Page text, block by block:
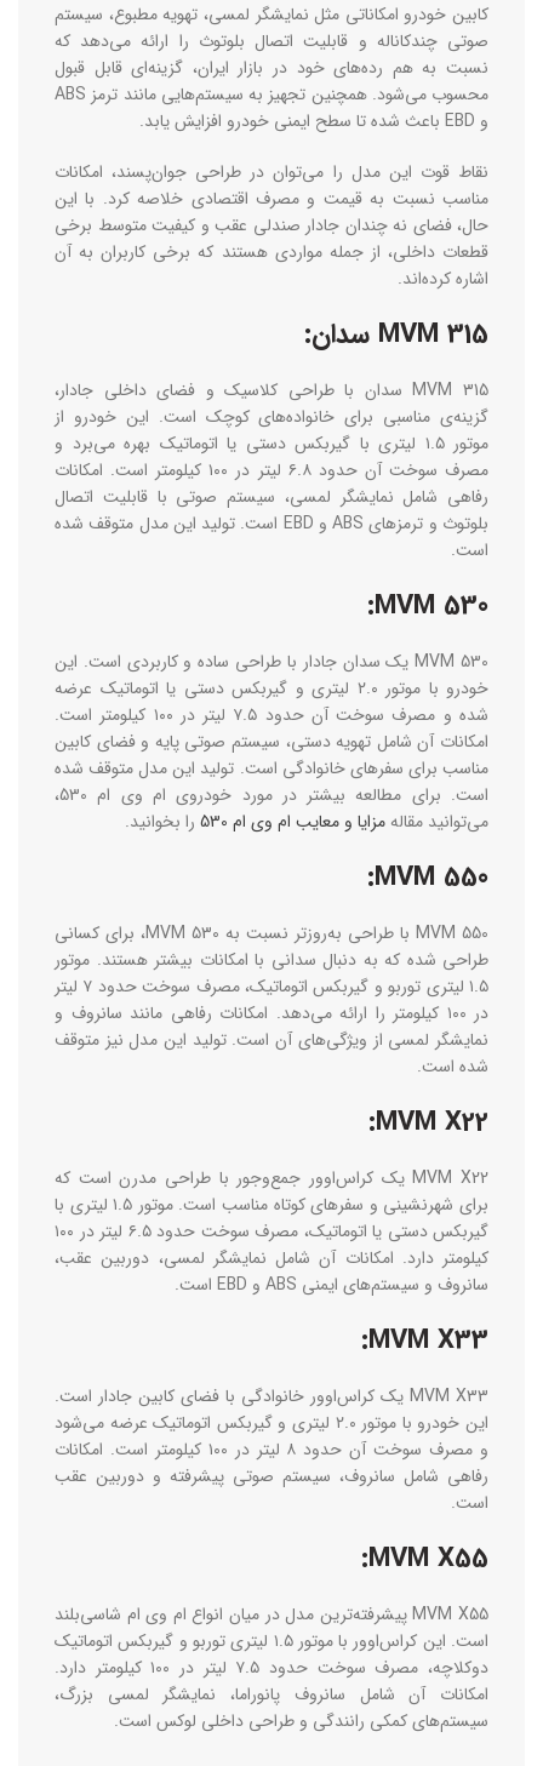
کابین خودرو امکاناتی مثل نمایشگر لمسی، تهویه مطبوع، سیستم
صوتی چندکاناله و قابلیت اتصال بلوتوث را ارائه می‌دهد که
نسبت به هم ‌رده‌های خود در بازار ایران، گزینه‌ای قابل قبول
محسوب می‌شود. همچنین تجهیز به سیستم‌هایی مانند ترمز ABS
و EBD باعث شده تا سطح ایمنی خودرو افزایش یابد.
نقاط قوت این مدل را می‌توان در طراحی جوان‌پسند، امکانات
مناسب نسبت به قیمت و مصرف اقتصادی خلاصه کرد. با این
حال، فضای نه ‌چندان جادار صندلی عقب و کیفیت متوسط برخی
قطعات داخلی، از جمله مواردی هستند که برخی کاربران به آن
اشاره کرده‌اند.
MVM 315 سدان:
MVM 315 سدان با طراحی کلاسیک و فضای داخلی جادار،
گزینه‌ی مناسبی برای خانواده‌های کوچک است. این خودرو از
موتور ۱.۵ لیتری با گیربکس دستی یا اتوماتیک بهره می‌برد و
مصرف سوخت آن حدود ۶.۸ لیتر در ۱۰۰ کیلومتر است. امکانات
رفاهی شامل نمایشگر لمسی، سیستم صوتی با قابلیت اتصال
بلوتوث و ترمزهای ABS و EBD است. تولید این مدل متوقف شده
است.
MVM 530:
MVM 530 یک سدان جادار با طراحی ساده و کاربردی است. این
خودرو با موتور ۲.۰ لیتری و گیربکس دستی یا اتوماتیک عرضه
شده و مصرف سوخت آن حدود ۷.۵ لیتر در ۱۰۰ کیلومتر است.
امکانات آن شامل تهویه دستی، سیستم صوتی پایه و فضای کابین
مناسب برای سفرهای خانوادگی است. تولید این مدل متوقف شده
است. برای مطالعه بیشتر در مورد خودروی ام وی ام 530،
می‌توانید مقاله مزایا و معایب ام وی ام 530 را بخوانید.
MVM 550:
MVM 550 با طراحی به‌روزتر نسبت به MVM 530، برای کسانی
طراحی شده که به دنبال سدانی با امکانات بیشتر هستند. موتور
۱.۵ لیتری توربو و گیربکس اتوماتیک، مصرف سوخت حدود ۷ لیتر
در ۱۰۰ کیلومتر را ارائه می‌دهد. امکانات رفاهی مانند سانروف و
نمایشگر لمسی از ویژگی‌های آن است. تولید این مدل نیز متوقف
شده است.
MVM X22:
MVM X22 یک کراس‌اوور جمع‌وجور با طراحی مدرن است که
برای شهرنشینی و سفرهای کوتاه مناسب است. موتور ۱.۵ لیتری با
گیربکس دستی یا اتوماتیک، مصرف سوخت حدود ۶.۵ لیتر در ۱۰۰
کیلومتر دارد. امکانات آن شامل نمایشگر لمسی، دوربین عقب،
سانروف و سیستم‌های ایمنی ABS و EBD است.
MVM X33:
MVM X33 یک کراس‌اوور خانوادگی با فضای کابین جادار است.
این خودرو با موتور ۲.۰ لیتری و گیربکس اتوماتیک عرضه می‌شود
و مصرف سوخت آن حدود ۸ لیتر در ۱۰۰ کیلومتر است. امکانات
رفاهی شامل سانروف، سیستم صوتی پیشرفته و دوربین عقب
است.
MVM X55:
MVM X55 پیشرفته‌ترین مدل در میان انواع ام وی ام شاسی‌بلند
است. این کراس‌اوور با موتور ۱.۵ لیتری توربو و گیربکس اتوماتیک
دوکلاچه، مصرف سوخت حدود ۷.۵ لیتر در ۱۰۰ کیلومتر دارد.
امکانات آن شامل سانروف پانوراما، نمایشگر لمسی بزرگ،
سیستم‌های کمکی رانندگی و طراحی داخلی لوکس است.